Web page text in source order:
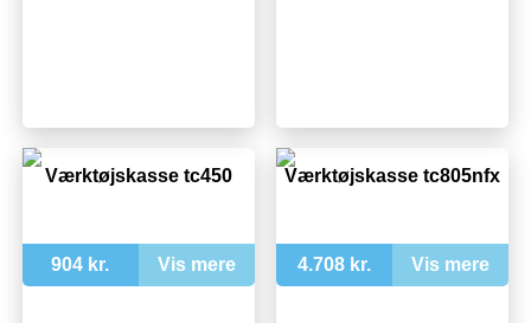
Værktøjskasse tc450
904 kr. Vis mere
Værktøjskasse tc805nfx
4.708 kr. Vis mere